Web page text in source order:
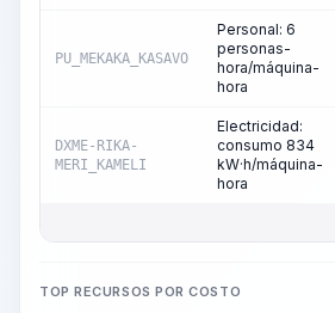
PU_MEKAKA_KASAVO
Personal: 6
personas-
hora/máquina-
hora
DXME-RIKA-
MERI_KAMELI
Electricidad:
consumo 834
kW·h/máquina-
hora
TOP RECURSOS POR COSTO